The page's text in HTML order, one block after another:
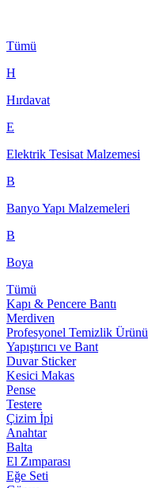
Tümü
H
Hırdavat
E
Elektrik Tesisat Malzemesi
B
Banyo Yapı Malzemeleri
B
Boya
Tümü
Kapı & Pencere Bantı
Merdiven
Profesyonel Temizlik Ürünü
Yapıştırıcı ve Bant
Duvar Sticker
Kesici Makas
Pense
Testere
Çizim İpi
Anahtar
Balta
El Zımparası
Eğe Seti